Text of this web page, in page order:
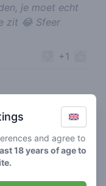
je moet echt
zit 😂 Sfeer
+1
21-07-2023
is,
and agree to
18 years of age to